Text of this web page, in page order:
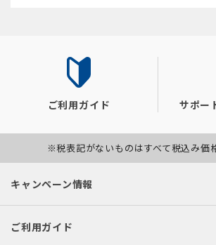
ご利用ガイド サポー
※税表記がないものはすべて税込み価
キャンペーン情報
ご利用ガイド